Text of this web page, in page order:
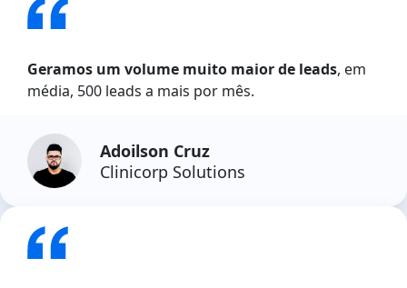
Geramos um volume muito maior de leads, em
média, 500 leads a mais por mês.
Adoilson Cruz
Clinicorp Solutions